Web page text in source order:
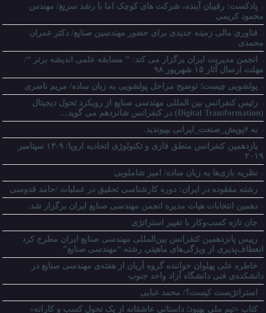
پادکست: رقیبان آینده، شرکت های کوچک اما با رشد سریع/ مهندس
محمود کریمی
فناوری مالی زمینه جدیدی برای حضور مهندسین صنایع/ دکتر عمران
محمدی
انجمن مدیریت ایران برگزار می کند: ” مسابقه علمی اندیشه برتر “/
مهلت ارسال آثار ۱۵ شهریور ۹۸
پولشویی چیست؛ توضیح مراحل پولشویی به زبان ساده/ مریم ناصری
رئیس کنفرانس بین المللی مهندسی صنایع از رویکرد تحول دیجیتال
(Digital Transformation) در کنفرانس شانزدهم می گوید…
به #پویش_صنعت_ایرانی بپیوندید.
یازدهمین کنفرانس منطق فازی و تکنولوژی اتحادیه اروپا/ ۹-۱۳ سپتامبر
۲۰۱۹
نظریه بازی‌ها به زبان ساده/ امیر شاملویی
رشته مفقوده در ایران: دوره کارشناسی تحقیق در عملیات /حامد قدوسی
دهمین انتخابات هیات مدیره انجمن مهندسی صنایع ایران برگزار شد.
جان تازه کسب‌وکار با تغییر استراتژی
رییس پانزدهمین کنفرانس بین‌المللی مهندسی صنایع ایران مطرح کرد
انعطاف‌پذیری از ویژگی‌های ماهیتی رشته “مهندسی صنایع”
خاطره علی پهلوان خواننده گروه آریان از هفته‌ی مهندسی صنایع در
دانشکده‌ی فنی دانشگاه آزاد واحد جنوب
استراتژیست کیست؟‬/ محمد عبایی
کتاب «تیم ملی بهبود؛ داستانی عاشقانه از یک تحول کسب و کارانه»